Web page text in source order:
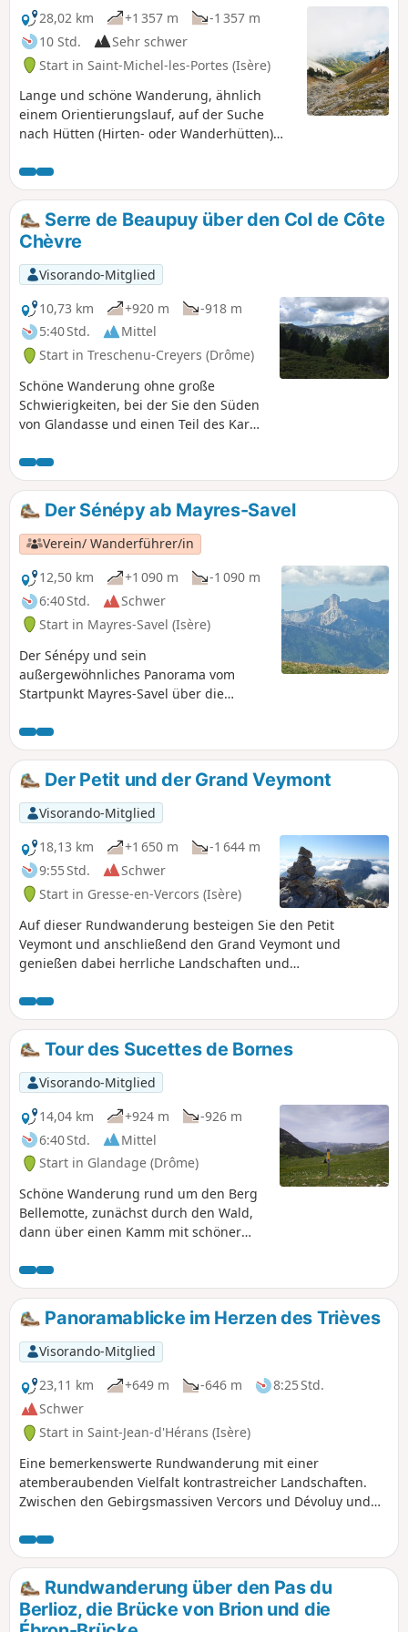
Picknickpause eignet. Anschließend kehren Sie zum Pas des
Bachassons zurück, um die Wanderung fortzusetzen.
28,02 km
+1 357 m
-1 357 m
10 Std.
Sehr schwer
Start in Saint-Michel-les-Portes (Isère)
Lange und schöne Wanderung, ähnlich
einem Orientierungslauf, auf der Suche
nach Hütten (Hirten- oder Wanderhütten)
des Vercors. Fabelhafte Landschaften
garantiert. Höhepunkt ist zweifellos die
schönste Naturstätte der Hochebenen, die
Ebene von La Queyrie, wo ich mich am
liebsten als Murmeltier wiedergeboren
sehen würde, mit ihrem beschnittenen
Baum und ihrem atemberaubenden
römischen Steinbruch.
Serre de Beaupuy über den Col de Côte
Chèvre
Visorando-Mitglied
10,73 km
+920 m
-918 m
5:40 Std.
Mittel
Start in Treschenu-Creyers (Drôme)
Schöne Wanderung ohne große
Schwierigkeiten, bei der Sie den Süden
von Glandasse und einen Teil des Kar
Möglichkeit, Geier zu sehen. 225°-
Ausblick vom Gipfel des Serre de
Beaupuy. Wenig frequentierte
Wanderung.
Der Sénépy ab Mayres-Savel
Verein/ Wanderführer/in
12,50 km
+1 090 m
-1 090 m
6:40 Std.
Schwer
Start in Mayres-Savel (Isère)
Der Sénépy und sein
außergewöhnliches Panorama vom
Startpunkt Mayres-Savel über die
Der Petit und der Grand Veymont
Visorando-Mitglied
18,13 km
+1 650 m
-1 644 m
9:55 Std.
Schwer
Start in Gresse-en-Vercors (Isère)
Auf dieser Rundwanderung besteigen Sie den Petit
Veymont und anschließend den Grand Veymont und
genießen dabei herrliche Landschaften und
Kamm des Vercors, bei schönem Wetter sogar auf das
Écrins-Massiv. Die Anwesenheit zahlreicher Tiere (Gämsen,
Murmeltiere und Steinböcke) wird diese lange Wanderung
zu einem unvergesslichen Erlebnis machen.
Tour des Sucettes de Bornes
Visorando-Mitglied
14,04 km
+924 m
-926 m
6:40 Std.
Mittel
Start in Glandage (Drôme)
Schöne Wanderung rund um den Berg
Bellemotte, zunächst durch den Wald,
dann über einen Kamm mit schöner
den Sucettes de Bornes, einer
interessanten geologischen
Sehenswürdigkeit.
Panoramablicke im Herzen des Trièves
Visorando-Mitglied
23,11 km
+649 m -646 m
8:25 Std.
Schwer
Start in Saint-Jean-d'Hérans (Isère)
Eine bemerkenswerte Rundwanderung mit einer
atemberaubenden Vielfalt kontrastreicher Landschaften.
Zwischen den Gebirgsmassiven Vercors und Dévoluy und
eine erhabene undunberührte Natur .
Rundwanderung über den Pas du
Berlioz, die Brücke von Brion und die